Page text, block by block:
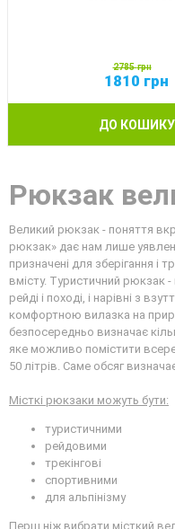
2785грн
1810 грн
ДО КОШИКУ
Рюкзак
Великий рюкзак - поняття
рюкзак» дає нам лише
призначені для зберігання і
вмісту. Туристичний
рейді і поході, і нарівні з
комфортною вилазка на
безпосередньо визначає
яке можливо помістити
50 літрів. Саме обсяг
Місткі рюкзаки можуть бути:
туристичними
рейдовими
трекінгові
спортивними
для альпінізму
Перш ніж вибрати місткий